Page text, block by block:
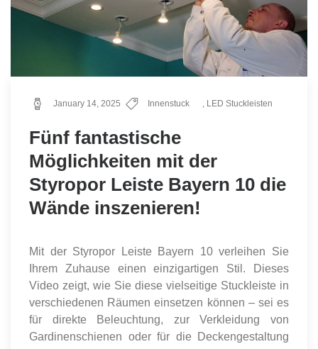
January 14, 2025 Innenstuck , LED Stuckleisten
Fünf fantastische
Möglichkeiten mit der
Styropor Leiste Bayern 10 die
Wände inszenieren!
Mit der Styropor Leiste Bayern 10 verleihen Sie
Ihrem Zuhause einen einzigartigen Stil. Dieses
Video zeigt, wie Sie diese vielseitige Stuckleiste in
verschiedenen Räumen einsetzen können – sei es
für direkte Beleuchtung, zur Verkleidung von
Gardinenschienen oder für die Deckengestaltung